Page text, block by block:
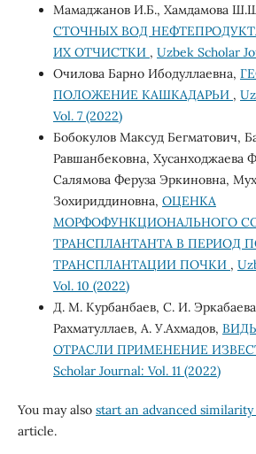
Мамаджанов И.Б., Хамдамова
СТОЧНЫХ ВОД
ИХ ОТЧИСТКИ , Uzbek Scholar
Очилова Барно Ибодуллаевна,
ПОЛОЖЕНИЕ КАШКАДАРЬИ ,
Vol. 7 (2022)
Бобокулов Максуд Бегматович,
Равшанбековна, Хусанходжаева
Салямова Феруза Эркиновна,
Зохириддиновна, ОЦЕНКА
МОРФОФУНКЦИОНАЛЬНОГО
ТРАНСПЛАНТАНТА В ПЕРИОД
ТРАНСПЛАНТАЦИИ ПОЧКИ ,
Vol. 10 (2022)
Д. М. Курбанбаев, С. И.
Рахматуллаев, А. У.Ахмадов,
ОТРАСЛИ ПРИМЕНЕНИЕ
Scholar Journal: Vol. 11 (2022)
You may also start an advanced similarity
article.